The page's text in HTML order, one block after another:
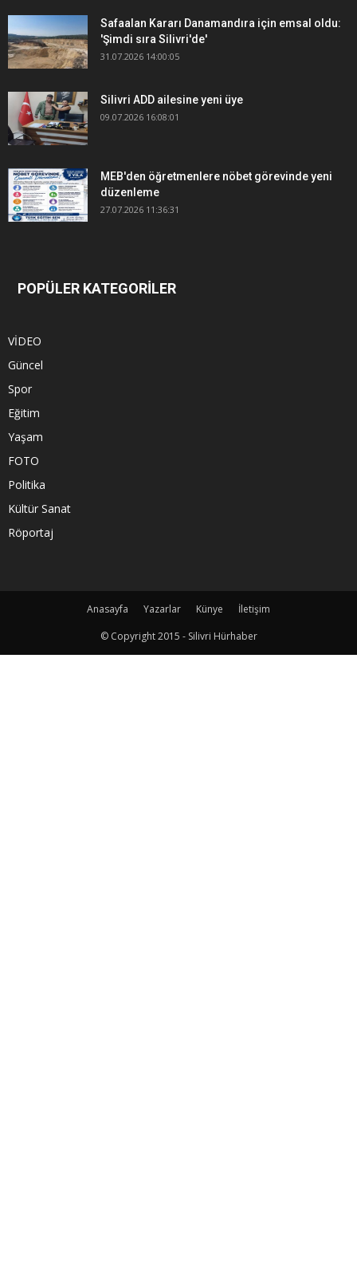
Safaalan Kararı Danamandıra için emsal oldu:
'Şimdi sıra Silivri'de'
31.07.2026 14:00:05
Silivri ADD ailesine yeni üye
09.07.2026 16:08:01
MEB'den öğretmenlere nöbet görevinde yeni
düzenleme
27.07.2026 11:36:31
POPÜLER KATEGORİLER
VİDEO
Güncel
Spor
Eğitim
Yaşam
FOTO
Politika
Kültür Sanat
Röportaj
Anasayfa Yazarlar Künye
İletişim
© Copyright 2015 - Silivri Hürhaber